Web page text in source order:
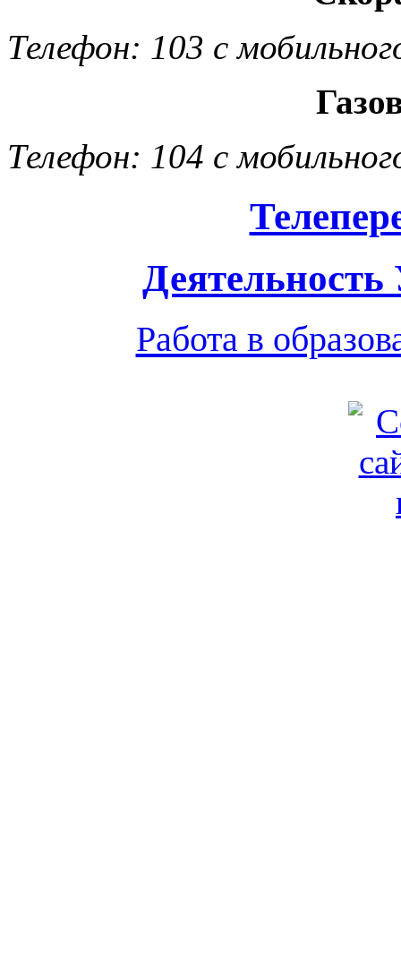
Телефон: 103 с
Телефон: 104 с
Работа в